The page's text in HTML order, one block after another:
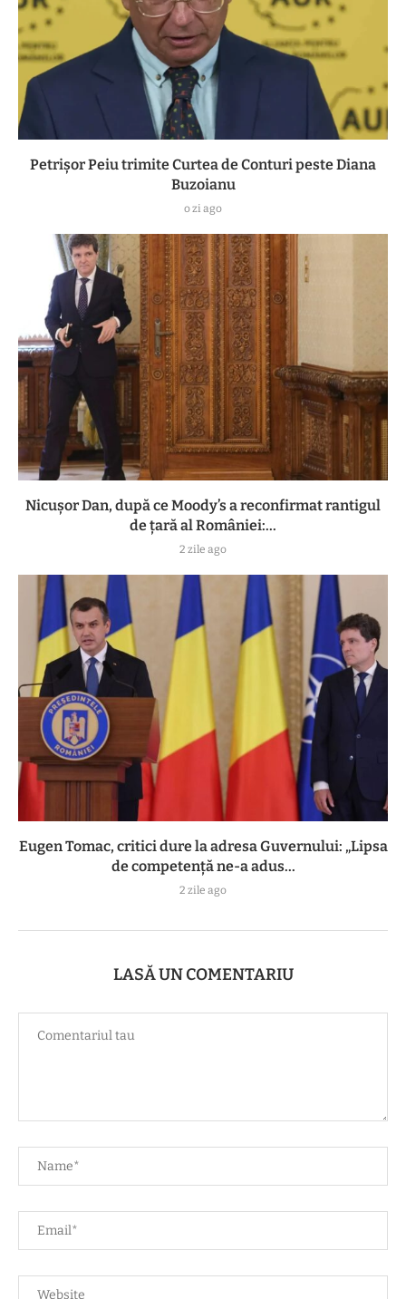
Petrișor Peiu trimite Curtea de Conturi peste Diana
Buzoianu
o zi ago
Nicușor Dan, după ce Moody’s a reconfirmat rantigul
de țară al României:...
2 zile ago
Eugen Tomac, critici dure la adresa Guvernului: „Lipsa
de competență ne-a adus...
2 zile ago
LASĂ UN COMENTARIU